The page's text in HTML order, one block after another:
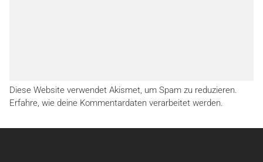
Diese Website verwendet Akismet, um Spam zu reduzieren.
Erfahre, wie deine Kommentardaten verarbeitet werden.